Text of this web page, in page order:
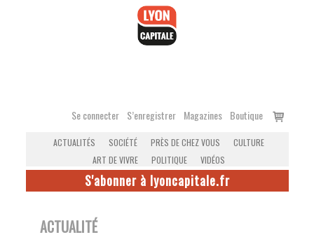
Se connecter S’enregistrer Magazines Boutique
Voir
ACTUALITÉS SOCIÉTÉ PRÈS DE CHEZ VOUS
CULTURE
ART DE VIVRE
POLITIQUE VIDÉOS
S'abonner à lyoncapitale.fr
ACTUALITÉ